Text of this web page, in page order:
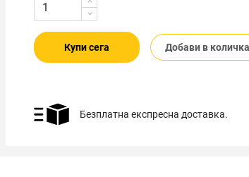
Купи сега Добави в
Безплатна експресна доставка.